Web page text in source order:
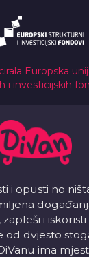
Europska
i investicijskih
i opusti no
zapleši i
od dvjesto
ima